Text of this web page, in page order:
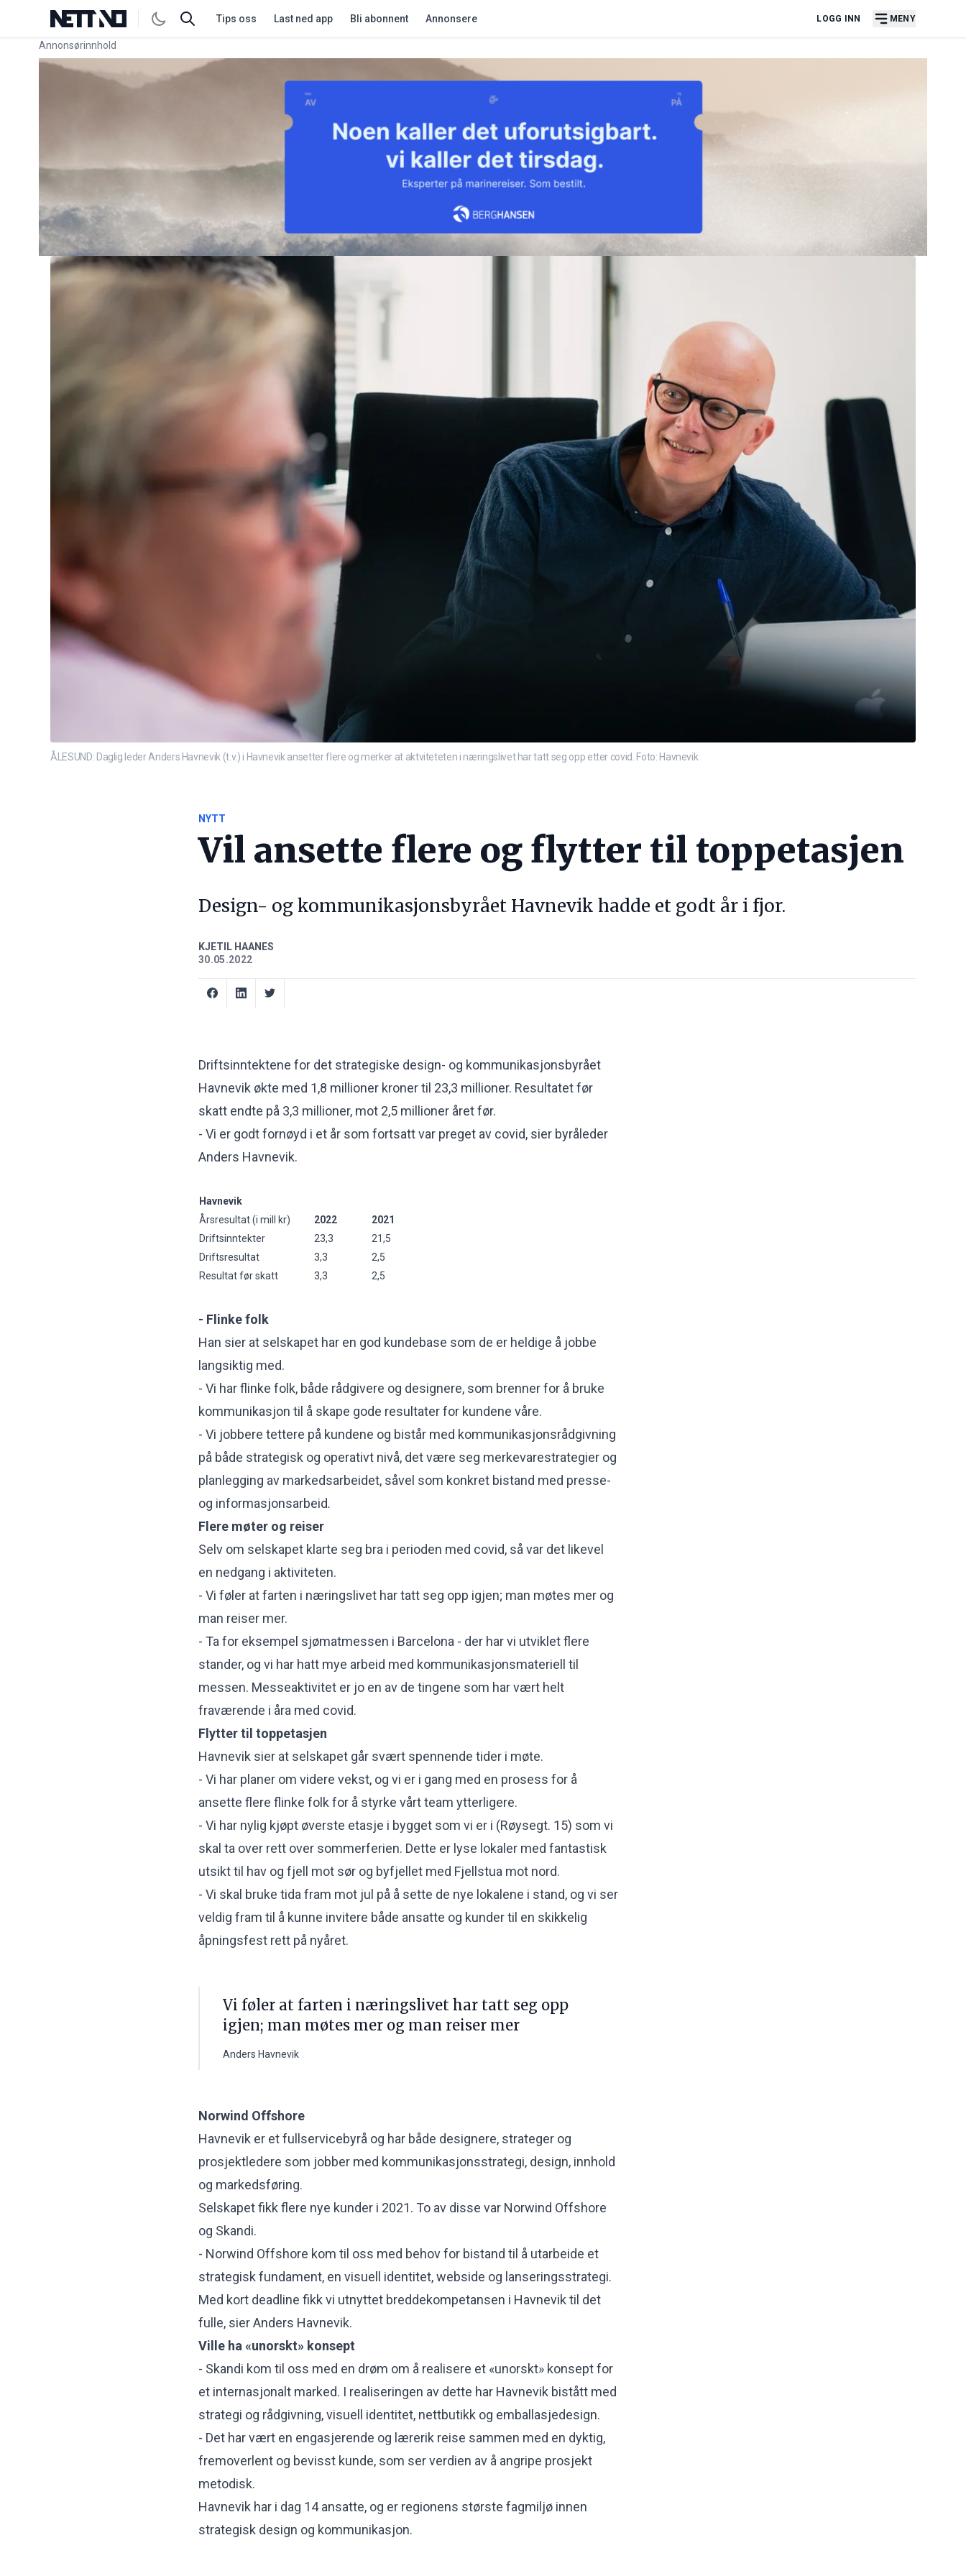
Tips oss Last ned app Bli abonnent Annonsere LOGG INN MENY
Annonsørinnhold
Link for annonse
ÅLESUND: Daglig leder Anders Havnevik (t.v.) i Havnevik ansetter flere og merker at aktviteteten i næringslivet har tatt seg opp etter covid. Foto: Havnevik
NYTT
Vil ansette flere og flytter til toppetasjen
Design- og kommunikasjonsbyrået Havnevik hadde et godt år i fjor.
KJETIL HAANES
30.05.2022
Driftsinntektene for det strategiske design- og kommunikasjonsbyrået
Havnevik økte med 1,8 millioner kroner til 23,3 millioner. Resultatet før
skatt endte på 3,3 millioner, mot 2,5 millioner året før.
- Vi er godt fornøyd i et år som fortsatt var preget av covid, sier byråleder
Anders Havnevik.
Havnevik
Årsresultat (i mill kr)
2022
2021
Driftsinntekter
23,3
21,5
Driftsresultat
3,3
2,5
Resultat før skatt
3,3 2,5
- Flinke folk
Han sier at selskapet har en god kundebase som de er heldige å jobbe
langsiktig med.
- Vi har flinke folk, både rådgivere og designere, som brenner for å bruke
kommunikasjon til å skape gode resultater for kundene våre.
- Vi jobbere tettere på kundene og bistår med kommunikasjonsrådgivning
på både strategisk og operativt nivå, det være seg merkevarestrategier og
planlegging av markedsarbeidet, såvel som konkret bistand med presse-
og informasjonsarbeid.
Flere møter og reiser
Selv om selskapet klarte seg bra i perioden med covid, så var det likevel
en nedgang i aktiviteten.
- Vi føler at farten i næringslivet har tatt seg opp igjen; man møtes mer og
man reiser mer.
- Ta for eksempel sjømatmessen i Barcelona - der har vi utviklet flere
stander, og vi har hatt mye arbeid med kommunikasjonsmateriell til
messen. Messeaktivitet er jo en av de tingene som har vært helt
fraværende i åra med covid.
Flytter til toppetasjen
Havnevik sier at selskapet går svært spennende tider i møte.
- Vi har planer om videre vekst, og vi er i gang med en prosess for å
ansette flere flinke folk for å styrke vårt team ytterligere.
- Vi har nylig kjøpt øverste etasje i bygget som vi er i (Røysegt. 15) som vi
skal ta over rett over sommerferien. Dette er lyse lokaler med fantastisk
utsikt til hav og fjell mot sør og byfjellet med Fjellstua mot nord.
- Vi skal bruke tida fram mot jul på å sette de nye lokalene i stand, og vi ser
veldig fram til å kunne invitere både ansatte og kunder til en skikkelig
åpningsfest rett på nyåret.
Vi føler at farten i næringslivet har tatt seg opp
igjen; man møtes mer og man reiser mer
Anders Havnevik
Norwind Offshore
Havnevik er et fullservicebyrå og har både designere, strateger og
prosjektledere som jobber med kommunikasjonsstrategi, design, innhold
og markedsføring.
Selskapet fikk flere nye kunder i 2021. To av disse var Norwind Offshore
og Skandi.
- Norwind Offshore kom til oss med behov for bistand til å utarbeide et
strategisk fundament, en visuell identitet, webside og lanseringsstrategi.
Med kort deadline fikk vi utnyttet breddekompetansen i Havnevik til det
fulle, sier Anders Havnevik.
Ville ha «unorskt» konsept
- Skandi kom til oss med en drøm om å realisere et «unorskt» konsept for
et internasjonalt marked. I realiseringen av dette har Havnevik bistått med
strategi og rådgivning, visuell identitet, nettbutikk og emballasjedesign.
- Det har vært en engasjerende og lærerik reise sammen med en dyktig,
fremoverlent og bevisst kunde, som ser verdien av å angripe prosjekt
metodisk.
Havnevik har i dag 14 ansatte, og er regionens største fagmiljø innen
strategisk design og kommunikasjon.